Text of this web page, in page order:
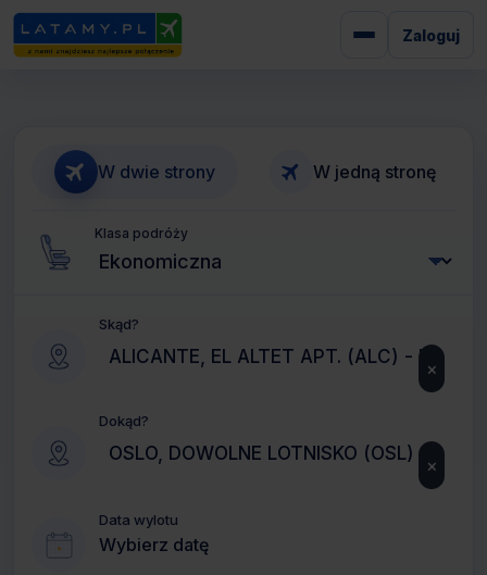
Zaloguj
W dwie strony W jedną stronę
Klasa podróży
Skąd?
×
Dokąd?
×
Data wylotu
Wybierz datę